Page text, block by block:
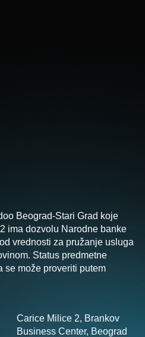
Beograd-Stari Grad koje
ima dozvolu Narodne banke
vrednosti za pružanje usluga
Status predmetne
se može proveriti putem
Carice Milice 2, Brankov
Business Center, Beograd